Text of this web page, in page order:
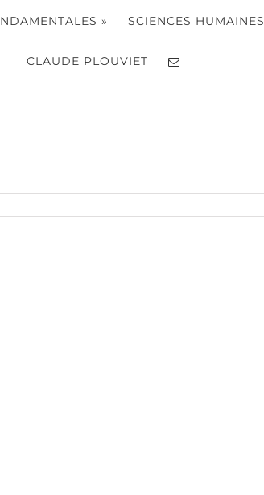
» SCIENCES HUMAINES
CLAUDE PLOUVIET